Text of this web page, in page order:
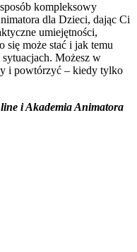
kompleksowy
dla Dzieci, dając Ci
umiejętności,
się może stać i jak temu
Możesz w
i powtórzyć – kiedy tylko
i Akademia Animatora